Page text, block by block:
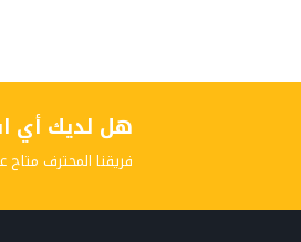
هل لديك أي
فريقنا المحترف